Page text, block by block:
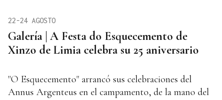
Galería | A Festa do Esquecemento de
Xinzo de Limia celebra su 25 aniversario
22-24 AGOSTO
"O Esquecemento" arrancó sus celebraciones del
Annus Argenteus en el campamento, de la mano del